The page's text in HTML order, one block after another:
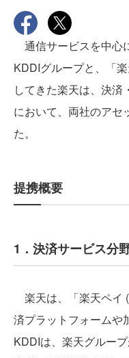
通信サービスを中心
KDDIグループと、「
してきた楽天は、決済
において、両社のアセ
た。
提携概要
1．決済サービス分
楽天は、「楽天ペイ
済プラットフォームや
KDDIは、楽天グルー